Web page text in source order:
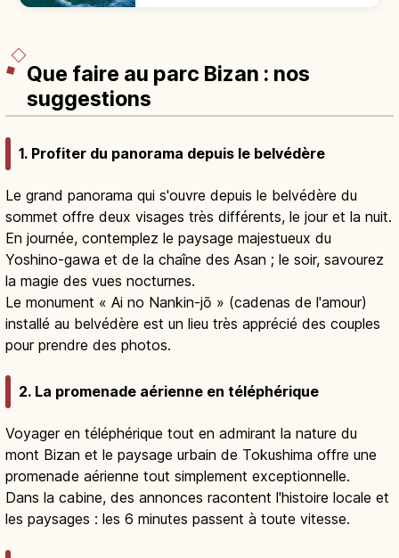
Que faire au parc Bizan : nos
suggestions
1. Profiter du panorama depuis le belvédère
Le grand panorama qui s'ouvre depuis le belvédère du
sommet offre deux visages très différents, le jour et la nuit.
En journée, contemplez le paysage majestueux du
Yoshino-gawa et de la chaîne des Asan ; le soir, savourez
la magie des vues nocturnes.
Le monument « Ai no Nankin-jō » (cadenas de l'amour)
installé au belvédère est un lieu très apprécié des couples
pour prendre des photos.
2. La promenade aérienne en téléphérique
Voyager en téléphérique tout en admirant la nature du
mont Bizan et le paysage urbain de Tokushima offre une
promenade aérienne tout simplement exceptionnelle.
Dans la cabine, des annonces racontent l'histoire locale et
les paysages : les 6 minutes passent à toute vitesse.